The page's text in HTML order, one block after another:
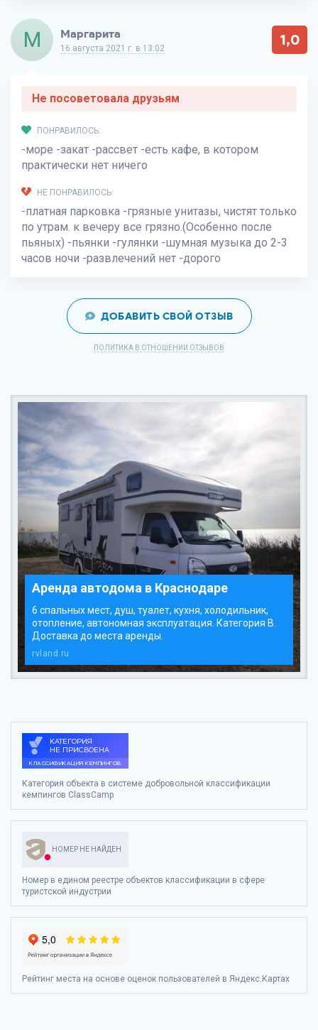
Не указано
М Маргарита
16 августа 2021 г. в 13:02 1,0
Не посоветовала друзьям
ПОНРАВИЛОСЬ:
-море -закат -рассвет -есть кафе, в котором
практически нет ничего
НЕ ПОНРАВИЛОСЬ:
-платная парковка -грязные унитазы, чистят только
по утрам. к вечеру все грязно.(Особенно после
пьяных) -пьянки -гулянки -шумная музыка до 2-3
часов ночи -развлечений нет -дорого
ДОБАВИТЬ СВОЙ ОТЗЫВ
ПОЛИТИКА В ОТНОШЕНИИ ОТЗЫВОВ
Аренда автодома в Краснодаре
6 спальных мест, душ, туалет, кухня, холодильник,
отопление, автономная эксплуатация. Категория В.
Доставка до места аренды.
rvland.ru
Категория объекта в системе добровольной классификации
кемпингов ClassCamp
НОМЕР НЕ НАЙДЕН
Номер в едином реестре объектов классификации в сфере
туристской индустрии
Рейтинг места на основе оценок пользователей в Яндекс.Картах